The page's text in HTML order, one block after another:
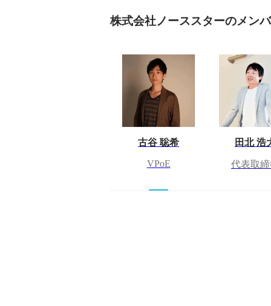
株式会社ノーススターのメン
古谷 聡希
VPoE
田北 浩
代表取